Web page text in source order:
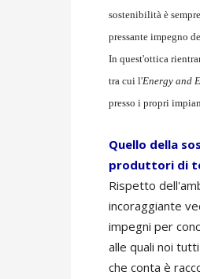
sostenibilità è
pressante impegno
In quest'ottica
tra cui l'Energy and
presso i propri
Quello della
produttori di
Rispetto
incoraggiante
impegni per
alle quali noi
che conta è